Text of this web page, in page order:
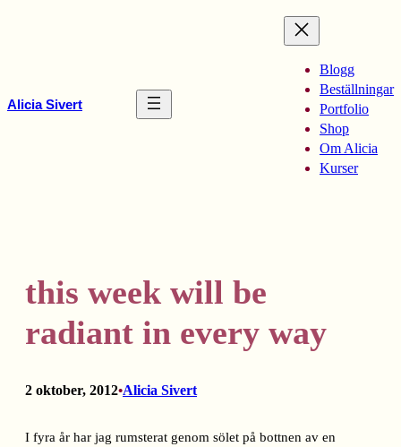
Alicia Sivert
Blogg
Beställningar
Portfolio
Shop
Om Alicia
Kurser
this week will be
radiant in every way
2 oktober, 2012•Alicia Sivert
I fyra år har jag rumsterat genom sölet på bottnen av en